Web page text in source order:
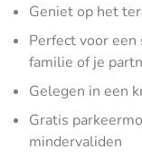
Geniet op het
Perfect voor
familie of je
Gelegen in een
Gratis
mindervaliden